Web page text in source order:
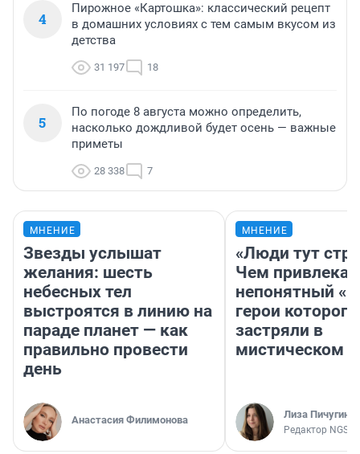
4
Пирожное «Картошка»: классический рецепт
в домашних условиях с тем самым вкусом из
детства
31 197 18
5
По погоде 8 августа можно определить,
насколько дождливой будет осень — важные
приметы
28 338 7
МНЕНИЕ
Звезды услышат
желания: шесть
небесных тел
выстроятся в линию на
параде планет — как
правильно провести
день
Анастасия Филимонова
МНЕНИЕ
«Люди тут
Чем
непонятный
герои которого
застряли в
мистическом
Лиза Пичугина
Редактор